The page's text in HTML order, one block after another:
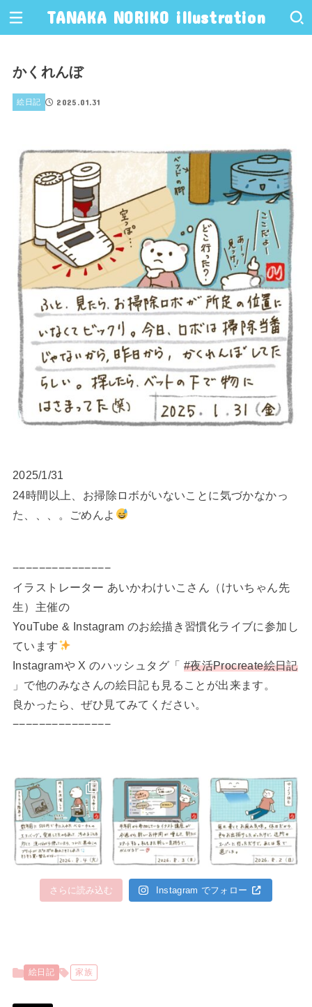
TANAKA NORIKO illustration
かくれんぼ
絵日記 2025.01.31
2025/1/31
24時間以上、お掃除ロボがいないことに気づかなかっ
た、、、。ごめんよ
−−−−−−−−−−−−−−−
イラストレーター あいかわけいこさん（けいちゃん先
生）主催の
YouTube & Instagram のお絵描き習慣化ライブに参加し
ています
Instagramや X のハッシュタグ「 #夜活Procreate絵日記
」で他のみなさんの絵日記も見ることが出来ます。
良かったら、ぜひ見てみてください。
−−−−−−−−−−−−−−−
さらに読み込む Instagram でフォロー
絵日記 家族